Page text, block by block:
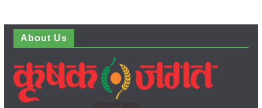
About Us